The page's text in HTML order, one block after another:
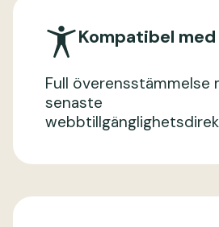
Kompatibel med
Full överensstämmelse
senaste